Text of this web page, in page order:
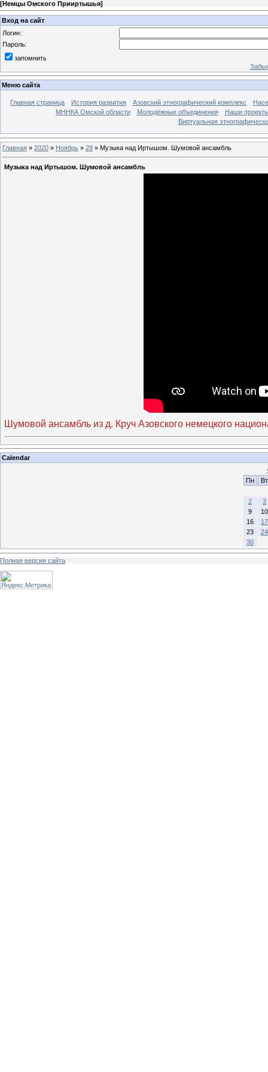
[Немцы Омского Прииртышья]
Вход на сайт
Логин:
Пароль:
запомнить
Меню сайта
Главная страница История развития Азовский этнографический комплекс
МННКА Омской области
Молодёжные объединения
Наши
Виртуальная
Главная » 2020 » Ноябрь » 29 » Музыка над Иртышом. Шумовой ансамбль
Музыка над Иртышом. Шумовой ансамбль
Шумовой ансамбль из д. Круч Азовского немецкого
Calendar
Пн
Вт
2
3
9
10
16
17
23
24
30
Полная версия сайта